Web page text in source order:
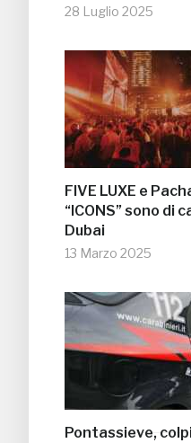
28 Luglio 2025
FIVE LUXE e
“ICONS” sono di
Dubai
13 Marzo 2025
Pontassieve,